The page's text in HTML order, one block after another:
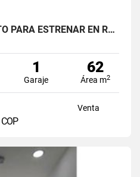
SE VENDE APARTAMENTO PARA ESTRENAR EN RESTREPO ANTONIO NARIÑO
1
Garaje
62
Área m2
Venta
COP